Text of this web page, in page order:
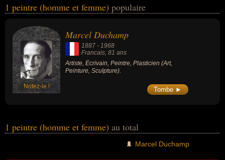
de la sculpture. Ces célébrités peuvent également avoir été artiste,
moment de leurs morts, ils peuvent avoir été francais par exemple.
1 peintre (homme et femme) populaire
Notez-le !
Marcel Duchamp
1887 - 1968
Francais, 81 ans
Artiste, Écrivain, Peintre, Plasticien (Art,
Peinture, Sculpture).
Tombe ►
1 peintre (homme et femme) au total
Marcel Duchamp